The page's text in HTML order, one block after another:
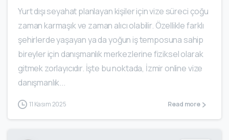
Yurt dışı seyahat planlayan kişiler için vize süreci çoğu
zaman karmaşık ve zaman alıcı olabilir. Özellikle farklı
şehirlerde yaşayan ya da yoğun iş temposuna sahip
bireyler için danışmanlık merkezlerine fiziksel olarak
gitmek zorlayıcıdır. İşte bu noktada, İzmir online vize
danışmanlık...
11 Kasım 2025 Read more